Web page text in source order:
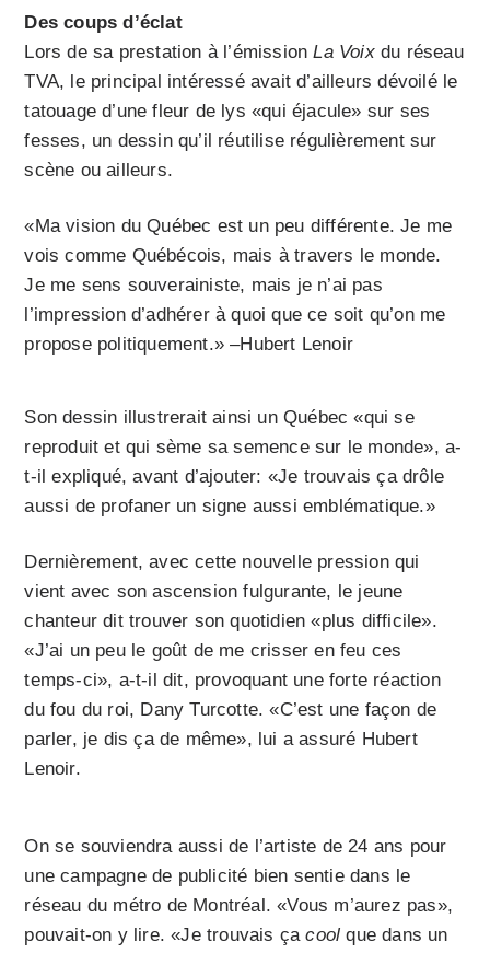
Des coups d’éclat
Lors de sa prestation à l’émissionLa Voixdu réseau
TVA, le principal intéressé avait d’ailleurs dévoilé le
tatouage d’une fleur de lys «qui éjacule» sur ses
fesses, un dessin qu’il réutilise régulièrement sur
scène ou ailleurs.
«Ma vision du Québec est un peu différente. Je me
vois comme Québécois, mais à travers le monde.
Je me sens souverainiste, mais je n’ai pas
l’impression d’adhérer à quoi que ce soit qu’on me
propose politiquement.» –Hubert Lenoir
Son dessin illustrerait ainsi un Québec «qui se
reproduit et qui sème sa semence sur le monde», a-
t-il expliqué, avant d’ajouter: «Je trouvais ça drôle
aussi de profaner un signe aussi emblématique.»
Dernièrement, avec cette nouvelle pression qui
vient avec son ascension fulgurante, le jeune
chanteur dit trouver son quotidien «plus difficile».
«J’ai un peu le goût de me crisser en feu ces
temps-ci», a-t-il dit, provoquant une forte réaction
du fou du roi, Dany Turcotte. «C’est une façon de
parler, je dis ça de même», lui a assuré Hubert
Lenoir.
On se souviendra aussi de l’artiste de 24 ans pour
une campagne de publicité bien sentie dans le
réseau du métro de Montréal. «Vous m’aurez pas»,
pouvait-on y lire. «Je trouvais çacool que dans un